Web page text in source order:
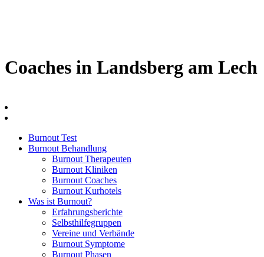
Coaches in Landsberg am Lech
Burnout Test
Burnout Behandlung
Burnout Therapeuten
Burnout Kliniken
Burnout Coaches
Burnout Kurhotels
Was ist Burnout?
Erfahrungsberichte
Selbsthilfegruppen
Vereine und Verbände
Burnout Symptome
Burnout Phasen